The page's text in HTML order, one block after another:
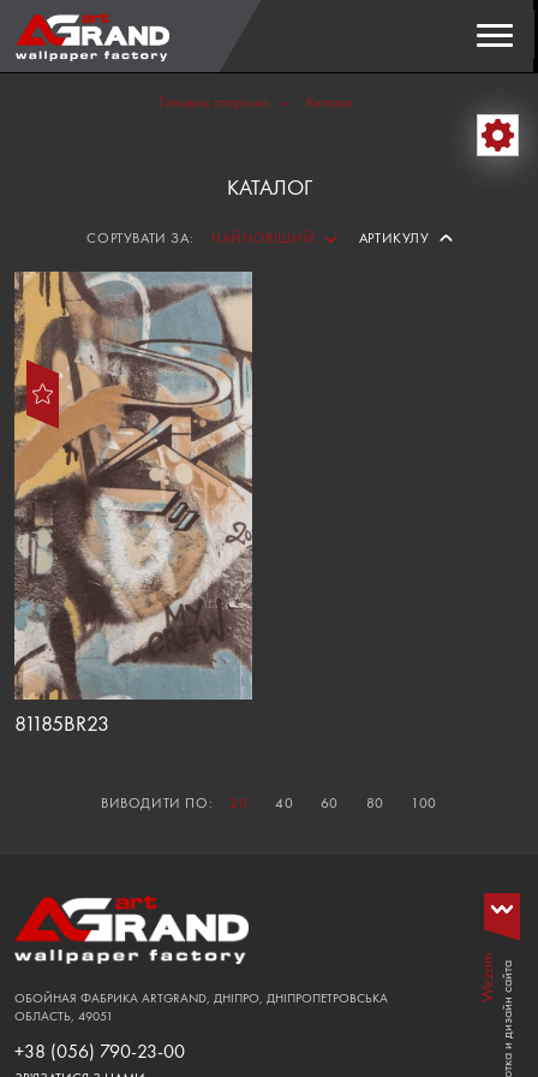
Головна сторінка Каталог
КАТАЛОГ
СОРТУВАТИ ЗА: НАЙНОВІШИЙ АРТИКУЛУ
81185BR23
ВИВОДИТИ ПО: 20 40 60 80 100
ОБОЙНАЯ ФАБРИКА ARTGRAND, ДНІПРО, ДНІПРОПЕТРОВСЬКА
ОБЛАСТЬ, 49051
+38 (056) 790-23-00
WezomРозработка и дизайн сайта